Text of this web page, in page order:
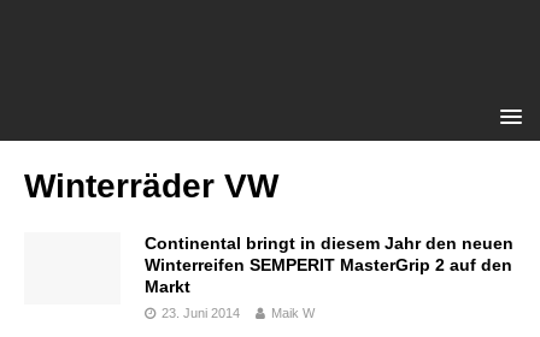
Winterräder VW
Continental bringt in diesem Jahr den neuen
Winterreifen SEMPERIT MasterGrip 2 auf den
Markt
23. Juni 2014 Maik W